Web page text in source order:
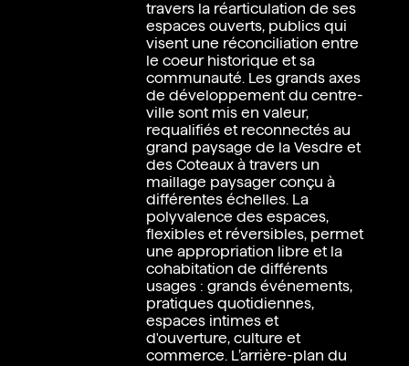
travers la réarticulation de ses
espaces ouverts, publics qui
visent une réconciliation entre
le coeur historique et sa
communauté. Les grands axes
de développement du centre-
ville sont mis en valeur,
requalifiés et reconnectés au
grand paysage de la Vesdre et
des Coteaux à travers un
maillage paysager conçu à
différentes échelles. La
polyvalence des espaces,
flexibles et réversibles, permet
une appropriation libre et la
cohabitation de différents
usages : grands événements,
pratiques quotidiennes,
espaces intimes et
d'ouverture, culture et
commerce. L’arrière-plan du